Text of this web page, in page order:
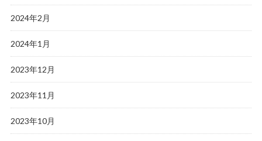
2024年2月
2024年1月
2023年12月
2023年11月
2023年10月